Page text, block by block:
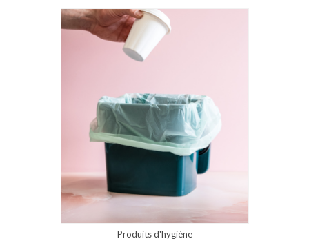
Produits d'hygiène